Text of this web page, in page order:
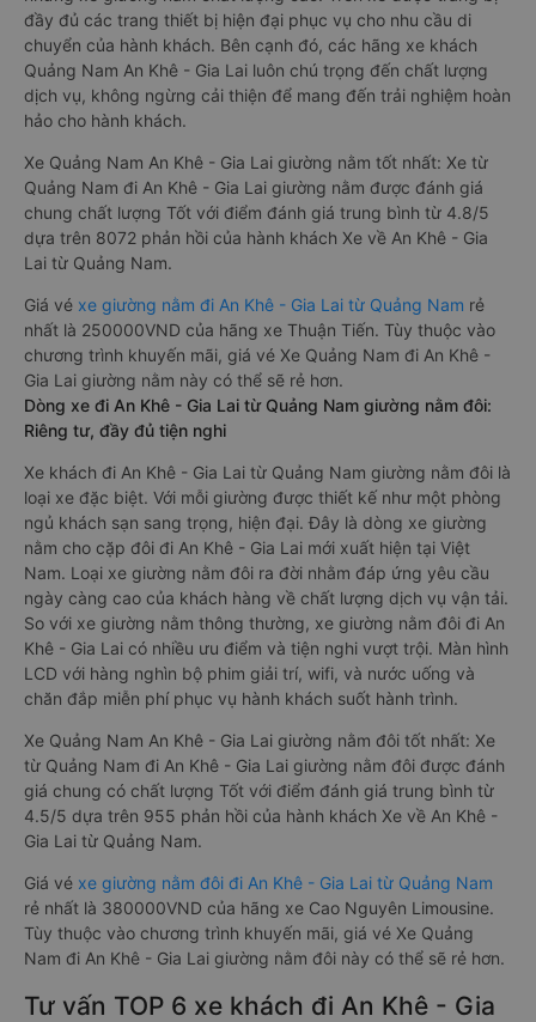
đầy đủ các trang thiết bị hiện đại phục vụ cho nhu cầu di
chuyển của hành khách. Bên cạnh đó, các hãng xe khách
Quảng Nam An Khê - Gia Lai luôn chú trọng đến chất lượng
dịch vụ, không ngừng cải thiện để mang đến trải nghiệm hoàn
hảo cho hành khách.
Xe Quảng Nam An Khê - Gia Lai giường nằm tốt nhất: Xe từ
Quảng Nam đi An Khê - Gia Lai giường nằm được đánh giá
chung chất lượng Tốt với điểm đánh giá trung bình từ 4.8/5
dựa trên 8072 phản hồi của hành khách Xe về An Khê - Gia
Lai từ Quảng Nam.
Giá vé xe giường nằm đi An Khê - Gia Lai từ Quảng Nam rẻ
nhất là 250000VND của hãng xe Thuận Tiến. Tùy thuộc vào
chương trình khuyến mãi, giá vé Xe Quảng Nam đi An Khê -
Gia Lai giường nằm này có thể sẽ rẻ hơn.
Dòng xe đi An Khê - Gia Lai từ Quảng Nam giường nằm đôi:
Riêng tư, đầy đủ tiện nghi
Xe khách đi An Khê - Gia Lai từ Quảng Nam giường nằm đôi là
loại xe đặc biệt. Với mỗi giường được thiết kế như một phòng
ngủ khách sạn sang trọng, hiện đại. Đây là dòng xe giường
nằm cho cặp đôi đi An Khê - Gia Lai mới xuất hiện tại Việt
Nam. Loại xe giường nằm đôi ra đời nhằm đáp ứng yêu cầu
ngày càng cao của khách hàng về chất lượng dịch vụ vận tải.
So với xe giường nằm thông thường, xe giường nằm đôi đi An
Khê - Gia Lai có nhiều ưu điểm và tiện nghi vượt trội. Màn hình
LCD với hàng nghìn bộ phim giải trí, wifi, và nước uống và
chăn đắp miễn phí phục vụ hành khách suốt hành trình.
Xe Quảng Nam An Khê - Gia Lai giường nằm đôi tốt nhất: Xe
từ Quảng Nam đi An Khê - Gia Lai giường nằm đôi được đánh
giá chung có chất lượng Tốt với điểm đánh giá trung bình từ
4.5/5 dựa trên 955 phản hồi của hành khách Xe về An Khê -
Gia Lai từ Quảng Nam.
Giá vé xe giường nằm đôi đi An Khê - Gia Lai từ Quảng Nam
rẻ nhất là 380000VND của hãng xe Cao Nguyên Limousine.
Tùy thuộc vào chương trình khuyến mãi, giá vé Xe Quảng
Nam đi An Khê - Gia Lai giường nằm đôi này có thể sẽ rẻ hơn.
Tư vấn TOP 6 xe khách đi An Khê - Gia